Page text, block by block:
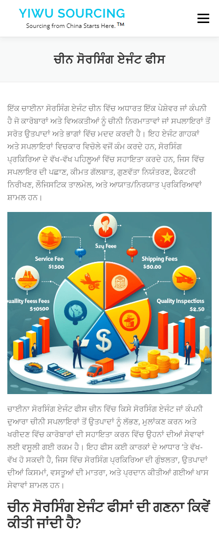
Skip to content
Menu
ਯੀਵੂ ਸਿਟੀ Blog ਸਾਡੇ ਬਾਰੇ
ਚੀਨ ਸੋਰਸਿੰਗ ਏਜੰਟ ਫੀਸ
ਇੱਕ ਚਾਈਨਾ ਸੋਰਸਿੰਗ ਏਜੰਟ ਚੀਨ ਵਿੱਚ ਅਧਾਰਤ ਇੱਕ ਪੇਸ਼ੇਵਰ ਜਾਂ ਕੰਪਨੀ
ਹੈ ਜੋ ਕਾਰੋਬਾਰਾਂ ਅਤੇ ਵਿਅਕਤੀਆਂ ਨੂੰ ਚੀਨੀ ਨਿਰਮਾਤਾਵਾਂ ਜਾਂ ਸਪਲਾਇਰਾਂ ਤੋਂ
ਸਰੋਤ ਉਤਪਾਦਾਂ ਅਤੇ ਭਾਗਾਂ ਵਿੱਚ ਮਦਦ ਕਰਦੀ ਹੈ। ਇਹ ਏਜੰਟ ਗਾਹਕਾਂ
ਅਤੇ ਸਪਲਾਇਰਾਂ ਵਿਚਕਾਰ ਵਿਚੋਲੇ ਵਜੋਂ ਕੰਮ ਕਰਦੇ ਹਨ, ਸੋਰਸਿੰਗ
ਪ੍ਰਕਿਰਿਆ ਦੇ ਵੱਖ-ਵੱਖ ਪਹਿਲੂਆਂ ਵਿੱਚ ਸਹਾਇਤਾ ਕਰਦੇ ਹਨ, ਜਿਸ ਵਿੱਚ
ਸਪਲਾਇਰ ਦੀ ਪਛਾਣ, ਕੀਮਤ ਗੱਲਬਾਤ, ਗੁਣਵੱਤਾ ਨਿਯੰਤਰਣ, ਫੈਕਟਰੀ
ਨਿਰੀਖਣ, ਲੌਜਿਸਟਿਕ ਤਾਲਮੇਲ, ਅਤੇ ਆਯਾਤ/ਨਿਰਯਾਤ ਪ੍ਰਕਿਰਿਆਵਾਂ
ਸ਼ਾਮਲ ਹਨ।
ਚਾਈਨਾ ਸੋਰਸਿੰਗ ਏਜੰਟ ਫੀਸ ਚੀਨ ਵਿੱਚ ਕਿਸੇ ਸੋਰਸਿੰਗ ਏਜੰਟ ਜਾਂ ਕੰਪਨੀ
ਦੁਆਰਾ ਚੀਨੀ ਸਪਲਾਇਰਾਂ ਤੋਂ ਉਤਪਾਦਾਂ ਨੂੰ ਲੱਭਣ, ਮੁਲਾਂਕਣ ਕਰਨ ਅਤੇ
ਖਰੀਦਣ ਵਿੱਚ ਕਾਰੋਬਾਰਾਂ ਦੀ ਸਹਾਇਤਾ ਕਰਨ ਵਿੱਚ ਉਹਨਾਂ ਦੀਆਂ ਸੇਵਾਵਾਂ
ਲਈ ਵਸੂਲੀ ਗਈ ਰਕਮ ਹੈ। ਇਹ ਫੀਸ ਕਈ ਕਾਰਕਾਂ ਦੇ ਆਧਾਰ ‘ਤੇ ਵੱਖ-
ਵੱਖ ਹੋ ਸਕਦੀ ਹੈ, ਜਿਸ ਵਿੱਚ ਸੋਰਸਿੰਗ ਪ੍ਰਕਿਰਿਆ ਦੀ ਗੁੰਝਲਤਾ, ਉਤਪਾਦਾਂ
ਦੀਆਂ ਕਿਸਮਾਂ, ਵਸਤੂਆਂ ਦੀ ਮਾਤਰਾ, ਅਤੇ ਪ੍ਰਦਾਨ ਕੀਤੀਆਂ ਗਈਆਂ ਖਾਸ
ਸੇਵਾਵਾਂ ਸ਼ਾਮਲ ਹਨ।
ਚੀਨ ਸੋਰਸਿੰਗ ਏਜੰਟ ਫੀਸਾਂ ਦੀ ਗਣਨਾ ਕਿਵੇਂ
ਕੀਤੀ ਜਾਂਦੀ ਹੈ?